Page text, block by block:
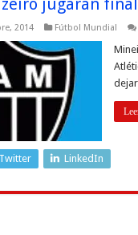
jugarán
2014 Fútbol Mundial
Twitter LinkedIn